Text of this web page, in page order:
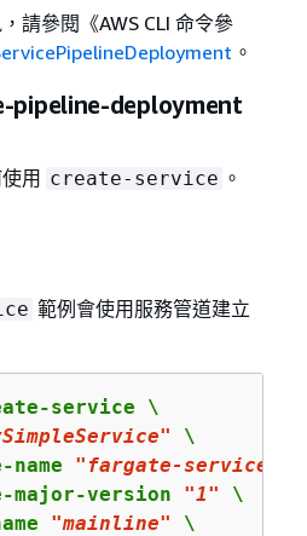
請參閱《AWS CLI 命令參
。
pipeline-deployment
用 create-service 。
範例會使用服務管道建立
service \
\
name
"fargate-service"
major-version
"1" \
"mainline" \